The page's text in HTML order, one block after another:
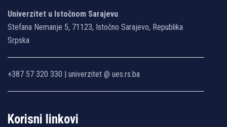
Univerzitet u Istočnom Sarajevu
Stefana Nemanje 5, 71123, Istočno Sarajevo, Republika
Srpska
+387 57 320 330 | univerzitet @ ues.rs.ba
Korisni linkovi